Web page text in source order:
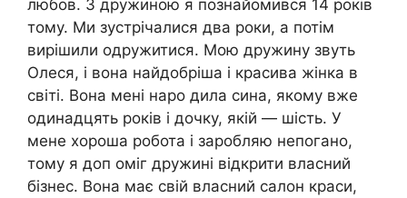
любов. З дружиною я познайомився 14 років
тому. Ми зустрічалися два роки, а потім
вирішили одружитися. Мою дружину звуть
Олеся, і вона найдобріша і красива жінка в
світі. Вона мені наро дила сина, якому вже
одинадцять років і дочку, якій — шість. У
мене хороша робота і заробляю непогано,
тому я доп оміг дружині відкрити власний
бізнес. Вона має свій власний салон краси,